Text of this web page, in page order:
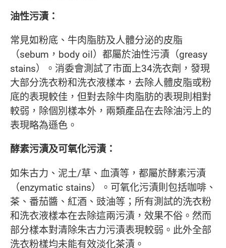
油性污漬：
常見如粉底、牛肉脂肪及人體分泌的皮脂
（sebum，body oil）都屬於油性污漬（greasy
stains）。消委會測試了市面上34洗衣劑，發現
大部分洗衣粉和洗衣液樣本，去除人體皮脂或粉
底的表現較佳，但對去除牛肉脂肪的表現則相對
較弱，除個別樣本外，兩類產品在去除油污上的
表現略為遜色。
酵素污漬及可氧化污漬：
如朱古力、泥土/草、血漬等，都屬於酵素污漬
（enzymatic stains）。可氧化污漬則包括咖啡、
茶、番茄醬、紅酒、豉油等；所有測試的洗衣粉
和洗衣液樣本在去除這兩污漬，效果不俗。然而
部分樣本對清除朱古力污漬表現較弱。此外全部
洗衣粉樣均未能有效淡化茶漬。